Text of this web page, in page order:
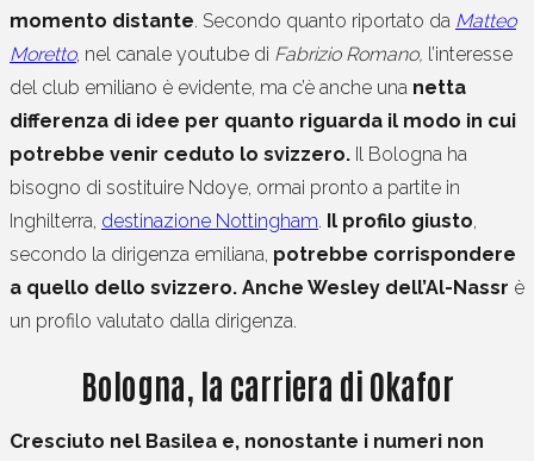
momento distante. Secondo quanto riportato da Matteo
Moretto, nel canale youtube di Fabrizio Romano, l’interesse
del club emiliano è evidente, ma c’è anche una netta
differenza di idee per quanto riguarda il modo in cui
potrebbe venir ceduto lo svizzero. Il Bologna ha
bisogno di sostituire Ndoye, ormai pronto a partite in
Inghilterra, destinazione Nottingham. Il profilo giusto,
secondo la dirigenza emiliana, potrebbe corrispondere
a quello dello svizzero. Anche Wesley dell’Al-Nassr è
un profilo valutato dalla dirigenza.
Bologna, la carriera di Okafor
Cresciuto nel Basilea e, nonostante i numeri non